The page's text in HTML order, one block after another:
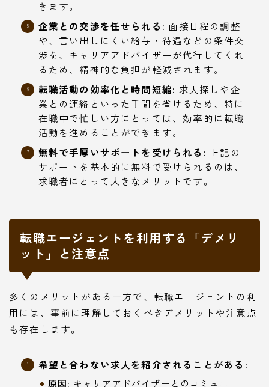
きます。
企業との交渉を任せられる: 面接日程の調整
や、言い出しにくい給与・待遇などの条件交
渉を、キャリアアドバイザーが代行してくれ
るため、精神的な負担が軽減されます。
転職活動の効率化と時間短縮: 求人探しや企
業との連絡といった手間を省けるため、特に
在職中で忙しい方にとっては、効率的に転職
活動を進めることができます。
無料で手厚いサポートを受けられる: 上記の
サポートを基本的に無料で受けられるのは、
求職者にとって大きなメリットです。
転職エージェントを利用する「デメリ
ット」と注意点
多くのメリットがある一方で、転職エージェントの利
用には、事前に理解しておくべきデメリットや注意点
も存在します。
希望と合わない求人を紹介されることがある:
原因: キャリアアドバイザーとのコミュニ